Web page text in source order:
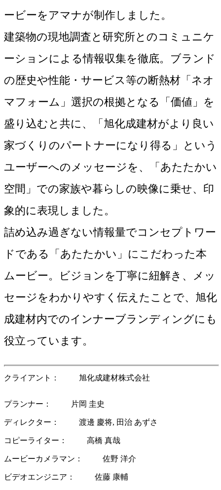
ービーをアマナが制作しました。
建築物の現地調査と研究所とのコミュニケ
ーションによる情報収集を徹底。ブランド
の歴史や性能・サービス等の断熱材「ネオ
マフォーム」選択の根拠となる「価値」を
盛り込むと共に、「旭化成建材がより良い
家づくりのパートナーになり得る」という
ユーザーへのメッセージを、「あたたかい
空間」での家族や暮らしの映像に乗せ、印
象的に表現しました。
詰め込み過ぎない情報量でコンセプトワー
ドである「あたたかい」にこだわった本
ムービー。ビジョンを丁寧に紐解き、メッ
セージをわかりやすく伝えたことで、旭化
成建材内でのインナーブランディングにも
役立っています。
クライアント 旭化成建材株式会社
プランナー 片岡 圭史
ディレクター 渡邊 慶将 田治 あずさ
コピーライター 高橋 真哉
ムービーカメラマン 佐野 洋介
ビデオエンジニア 佐藤 康輔